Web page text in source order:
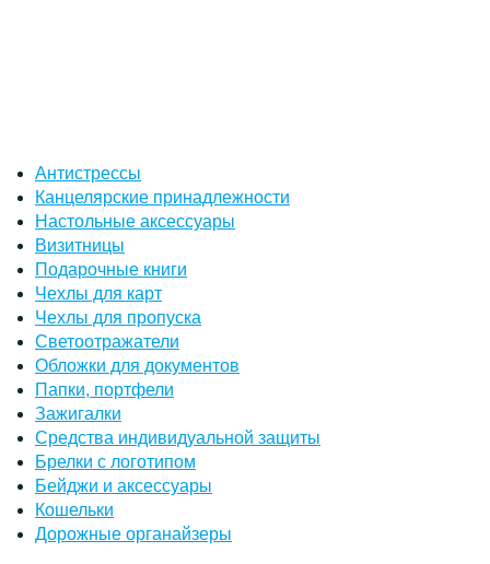
Антистрессы
Канцелярские принадлежности
Настольные аксессуары
Визитницы
Подарочные книги
Чехлы для карт
Чехлы для пропуска
Светоотражатели
Обложки для документов
Папки, портфели
Зажигалки
Средства индивидуальной защиты
Брелки с логотипом
Бейджи и аксессуары
Кошельки
Дорожные органайзеры